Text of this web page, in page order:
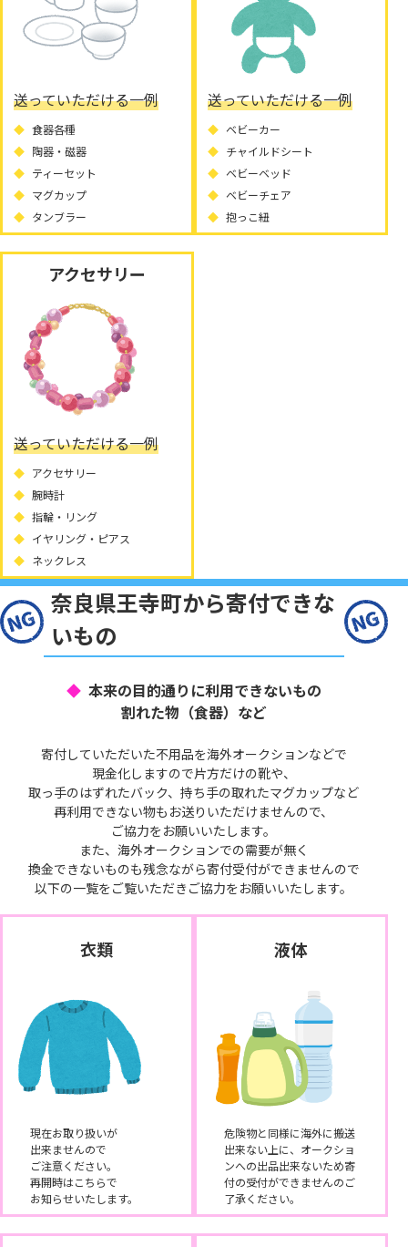
送っていただける一例
食器各種
陶器・磁器
ティーセット
マグカップ
タンブラー
送っていただける一例
ベビーカー
チャイルドシート
ベビーベッド
ベビーチェア
抱っこ紐
アクセサリー
送っていただける一例
アクセサリー
腕時計
指輪・リング
イヤリング・ピアス
ネックレス
奈良県王寺町から寄付できな
いもの
本来の目的通りに利用できないもの
割れた物（食器）など
寄付していただいた不用品を海外オークションなどで
現金化しますので片方だけの靴や、
取っ手のはずれたバック、持ち手の取れたマグカップなど
再利用できない物もお送りいただけませんので、
ご協力をお願いいたします。
また、海外オークションでの需要が無く
換金できないものも残念ながら寄付受付ができませんので
以下の一覧をご覧いただきご協力をお願いいたします。
衣類
現在お取り扱いが
出来ませんので
ご注意ください。
再開時はこちらで
お知らせいたします。
液体
危険物と同様に海外に搬送
出来ない上に、オークショ
ンへの出品出来ないため寄
付の受付ができませんのご
了承ください。